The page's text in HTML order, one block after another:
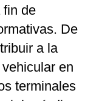
fin de
De
a la
en
terminales